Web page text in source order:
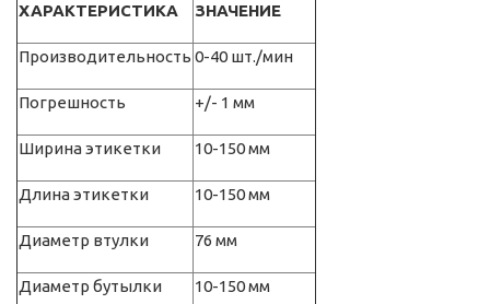
ХАРАКТЕРИСТИКА ЗНАЧЕНИЕ
Производительность 0-40 шт./мин
Погрешность +/- 1 мм
Ширина этикетки 10-150 мм
Длина этикетки 10-150 мм
Диаметр втулки 76 мм
Диаметр бутылки 10-150 мм